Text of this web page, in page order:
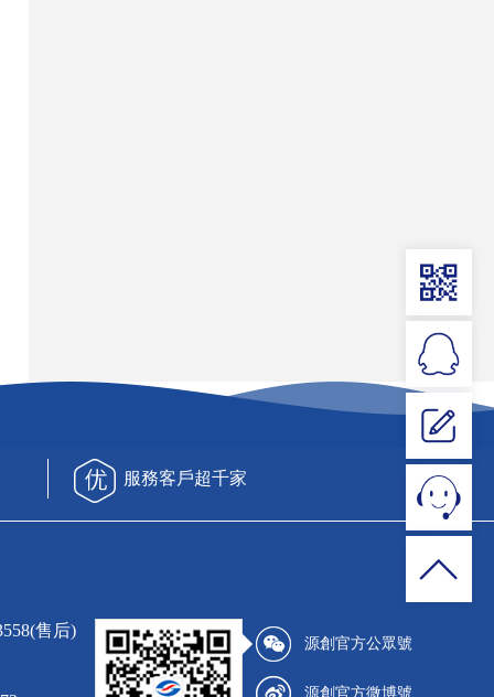
服務客戶超千家
售后)
源創官方公眾號
源創官方微博號